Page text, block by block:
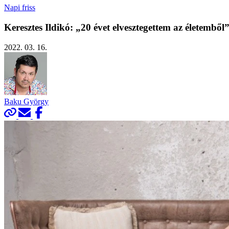
Napi friss
Keresztes Ildikó: „20 évet elvesztegettem az életemből”
2022. 03. 16.
Baku György